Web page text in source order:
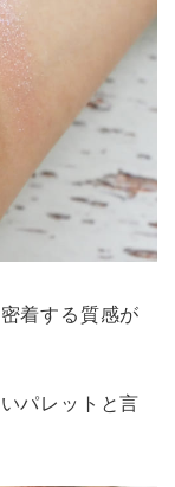
着する質感が
パレットと言